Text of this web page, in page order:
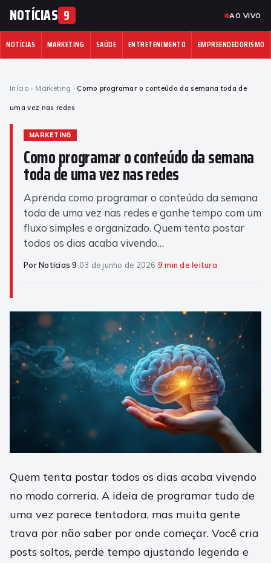
NOTÍCIAS 9 AO VIVO
NOTÍCIAS MARKETING SAÚDE ENTRETENIMENTO EMPREENDEDORISMO
Início › Marketing › Como programar o conteúdo da semana toda de
uma vez nas redes
MARKETING
Como programar o conteúdo da semana
toda de uma vez nas redes
Aprenda como programar o conteúdo da semana
toda de uma vez nas redes e ganhe tempo com um
fluxo simples e organizado. Quem tenta postar
todos os dias acaba vivendo…
Por Notícias 9·03 de junho de 2026·9 min de leitura
Quem tenta postar todos os dias acaba vivendo
no modo correria. A ideia de programar tudo de
uma vez parece tentadora, mas muita gente
trava por não saber por onde começar. Você cria
posts soltos, perde tempo ajustando legenda e